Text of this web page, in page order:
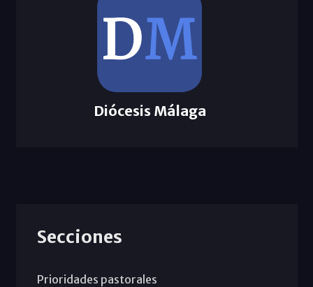
Diócesis Málaga
Secciones
Prioridades pastorales